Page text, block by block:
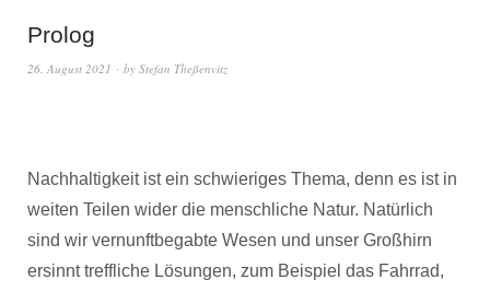
Prolog
26. August 2021 by Stefan Theßenvitz
Nachhaltigkeit ist ein schwieriges Thema, denn es ist in
weiten Teilen wider die menschliche Natur. Natürlich
sind wir vernunftbegabte Wesen und unser Großhirn
ersinnt treffliche Lösungen, zum Beispiel das Fahrrad,